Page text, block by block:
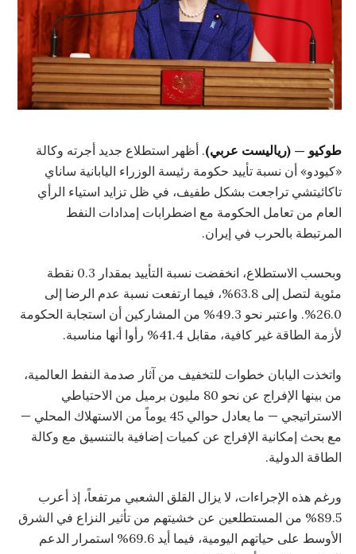
طوكيو — (رياليست عربي). أظهر استطلاع جديد أجرته وكالة
«كيودو» أن نسبة تأييد حكومة رئيسة الوزراء اليابانية ساناي
تاكائيتشي تراجعت بشكل طفيف، في ظل تزايد استياء الرأي
العام من تعامل الحكومة مع اضطرابات إمدادات النفط
المرتبطة بالحرب في إيران.
وبحسب الاستطلاع، انخفضت نسبة التأييد بمقدار 0.3 نقطة
مئوية لتصل إلى 63.8%، فيما ارتفعت نسبة عدم الرضا إلى
26.0%. واعتبر نحو 49.3% من المشاركين أن استجابة الحكومة
لأزمة الطاقة غير كافية، مقابل 41.4% رأوا أنها مناسبة.
واتخذت اليابان خطوات للتخفيف من آثار صدمة النفط العالمية،
من بينها الإفراج عن نحو 80 مليون برميل من الاحتياطي
الاستراتيجي — ما يعادل حوالي 45 يوماً من الاستهلاك المحلي —
مع بحث إمكانية الإفراج عن كميات إضافية بالتنسيق مع وكالة
الطاقة الدولية.
ورغم هذه الإجراءات، لا يزال القلق الشعبي مرتفعاً، إذ أعرب
89.5% من المستطلعين عن خشيتهم من تأثير النزاع في الشرق
الأوسط على حياتهم اليومية، فيما أيد 69.6% استمرار الدعم